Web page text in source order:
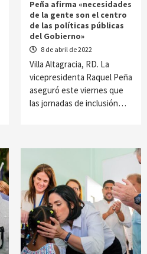
Peña afirma «necesidades
de la gente son el centro
de las políticas públicas
del Gobierno»
8 de abril de 2022
Villa Altagracia, RD. La
vicepresidenta Raquel Peña
aseguró este viernes que
las jornadas de inclusión…